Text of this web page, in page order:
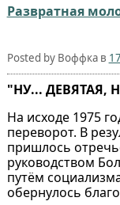
Развратная
Posted by Воффка в
"НУ... ДЕВЯТАЯ,
На исходе 1975
переворот. В
пришлось
руководством
путём
обернулось